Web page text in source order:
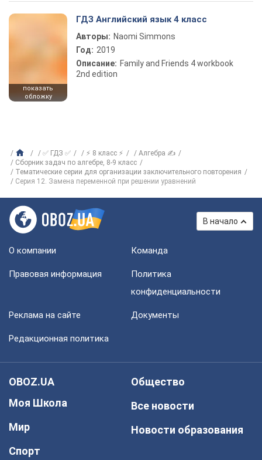
показать
обложку
ГДЗ Английский язык 4 класс
Авторы: Naomi Simmons
Год: 2019
Описание: Family and Friends 4 workbook
2nd edition
✅ ГДЗ ✅ ⚡ 8 класс ⚡
Алгебра ✍
Сборник задач по алгебре, 8-9 класс
Тематические серии для организации заключительного повторения
Серия 12. Замена переменной при решении уравнений
В начало
О компании Команда
Правовая информация
Политика
конфиденциальности
Реклама на сайте Документы
Редакционная политика
OBOZ.UA
Моя Школа
Мир
Спорт
Общество
Все новости
Новости образования